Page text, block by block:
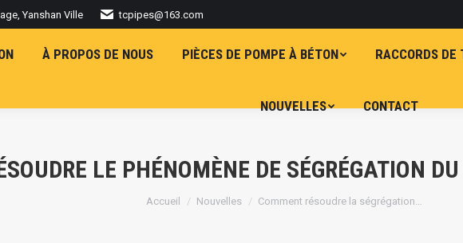
Yanshan Ville tcpipes@163.com
À PROPOS DE NOUS PIÈCES DE POMPE À BÉTON RACCORDS DE
NOUVELLES CONTACT
LE PHÉNOMÈNE DE SÉGRÉGATION
Vous êtes ici :
Accueil Nouvelles Comment résoudre la ségrégation…